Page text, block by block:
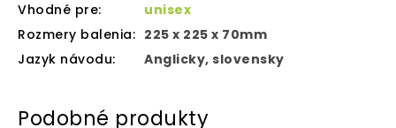
Vhodné pre:
unisex
Rozmery balenia: 225 x 225 x 70mm
Jazyk návodu: Anglicky, slovensky